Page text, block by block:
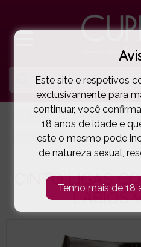
BAD KITTY CINTO LIGAS COM
CINTO LIGAS
LÁBIOS
Este site e respetivos
exclusivamente para
continuar, você
18 anos de idade e
este o mesmo pode
de natureza sexual,
Tenho mais de 18